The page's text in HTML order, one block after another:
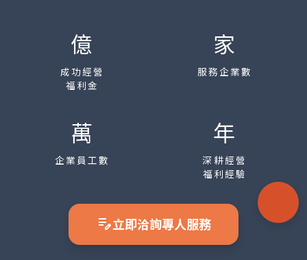
億
成功經營
福利金
家
服務企業數
萬
企業員工數
年
深耕經營
福利經驗
edit_note立即洽詢專人服務